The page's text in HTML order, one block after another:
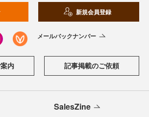
新規会員登録
メールバックナンバー
内 記事掲載のご依頼
SalesZine